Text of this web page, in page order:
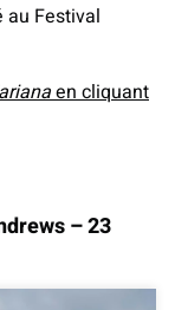
au Festival
en cliquant
– 23